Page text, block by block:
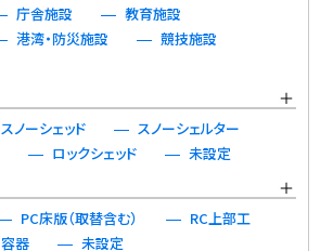
庁舎施設
教育施設
港湾・防災施設
競技施設
スノーシェッド
スノーシェルター
ロックシェッド
未設定
PC床版（取替含む）
RC上部工
容器
未設定